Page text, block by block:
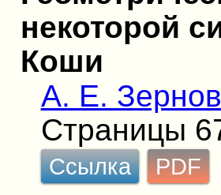
некоторой
Коши
А. Е. Зернов
Страницы
Ссылка PDF